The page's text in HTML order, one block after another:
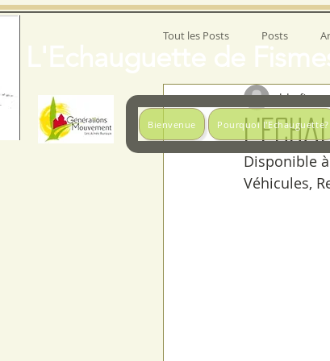
L'Echauguette de
Bienvenue Pourquoi l'Echauguette?
Tout les Posts Posts
lds-
Disponible
Véhicules,